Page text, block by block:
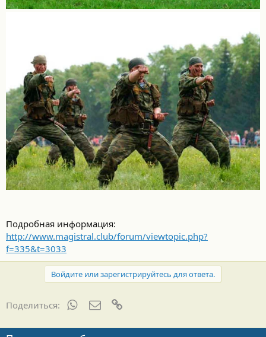
Подробная информация:
http://www.magistral.club/forum/viewtopic.php?
f=335&t=3033
Войдите или зарегистрируйтесь для ответа.
Поделиться: WhatsAppЭлектронная почта